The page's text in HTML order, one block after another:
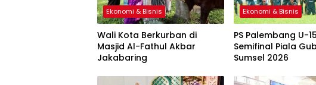
Ekonomi & Bisnis
Wali Kota Berkurban di
Masjid Al-Fathul Akbar
Jakabaring
Ekonomi & Bisnis
PS Palembang U-
Semifinal Piala
Sumsel 2026